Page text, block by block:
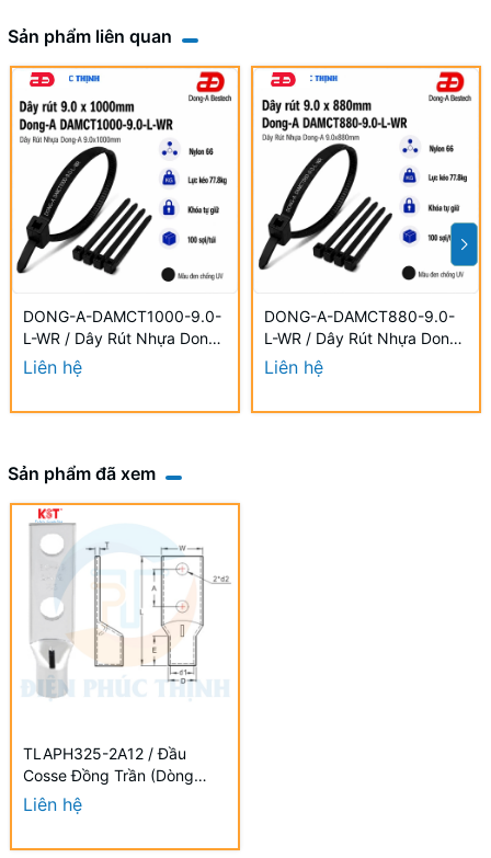
Sản phẩm liên quan
DONG-A-DAMCT1000-9.0-
L-WR / Dây Rút Nhựa Dong-
A 9.0×1000mm Chống UV
Liên hệ
DONG-A-DAMCT880-9.0-
L-WR / Dây Rút Nhựa Dong-
A 9.0×880mm Chống UV
Liên hệ
Sản phẩm đã xem
TLAPH325-2A12 / Đầu
Cosse Đồng Trần (Dòng
TLAPH-2A) KST 350 mm -
NON-INSULATED COPPER
Liên hệ